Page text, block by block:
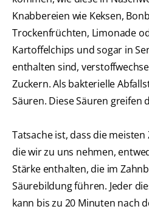
Knabbereien wie Keksen,
Trockenfrüchten, Limonade
Kartoffelchips und sogar in
enthalten sind,
Zuckern. Als bakterielle
Säuren. Diese Säuren greifen
Tatsache ist, dass die
die wir zu uns nehmen,
Stärke enthalten, die im
Säurebildung führen. Jeder
kann bis zu 20 Minuten nach